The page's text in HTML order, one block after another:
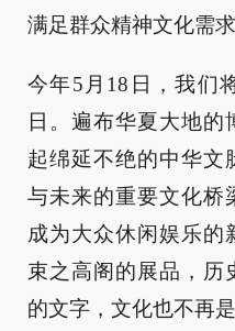
满足群众精神文化需求
今年5月18日，我们
日。遍布华夏大地的
起绵延不绝的中华文
与未来的重要文化桥
成为大众休闲娱乐的
束之高阁的展品，历
的文字，文化也不再